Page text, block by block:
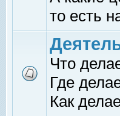
то есть
Что
Где
Как